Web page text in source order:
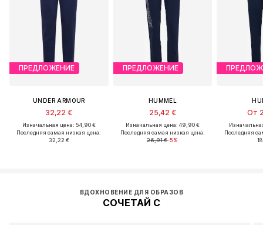
ПРЕДЛОЖЕНИЕ
UNDER ARMOUR
32,22 €
Изначальная цена: 54,90 €
Последняя самая низкая цена:
32,22 €
ПРЕДЛОЖЕНИЕ
HUMMEL
25,42 €
Изначальная цена: 49,90 €
Последняя самая низкая цена:
26,91 €-5%
От
Последняя
ВДОХНОВЕНИЕ ДЛЯ ОБРАЗОВ
СОЧЕТАЙ С